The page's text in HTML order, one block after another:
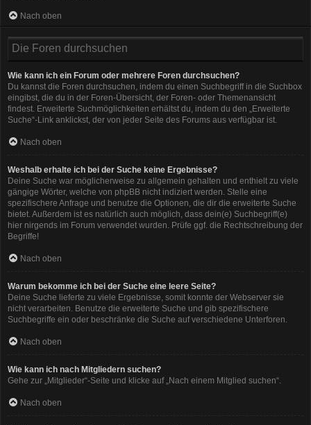
Nach oben
Die Foren durchsuchen
Wie kann ich ein Forum oder mehrere Foren durchsuchen?
Du kannst die Foren durchsuchen, indem du einen Suchbegriff in die Suchbox
eingibst, die du in der Foren-Übersicht, der Foren- oder Themenansicht
findest. Erweiterte Suchmöglichkeiten erhältst du, indem du den „Erweiterte
Suche“-Link anklickst, der von jeder Seite des Forums aus verfügbar ist.
Nach oben
Weshalb erhalte ich bei der Suche keine Ergebnisse?
Deine Suche war möglicherweise zu allgemein gehalten und enthielt zu viele
gängige Wörter, welche von phpBB nicht indiziert werden. Stelle eine
spezifischere Anfrage und benutze die Optionen, die dir die erweiterte Suche
bietet. Außerdem ist es natürlich auch möglich, dass dein(e) Suchbegriff(e)
hier nirgends im Forum verwendet wurden. Prüfe ggf. die Rechtschreibung der
Begriffe!
Nach oben
Warum bekomme ich bei der Suche eine leere Seite?
Deine Suche lieferte zu viele Ergebnisse, somit konnte der Webserver sie
nicht verarbeiten. Benutze die erweiterte Suche und gib spezifischere
Suchbegriffe ein oder beschränke die Suche auf verschiedene Unterforen.
Nach oben
Wie kann ich nach Mitgliedern suchen?
Gehe zur „Mitglieder“-Seite und klicke auf „Nach einem Mitglied suchen“.
Nach oben